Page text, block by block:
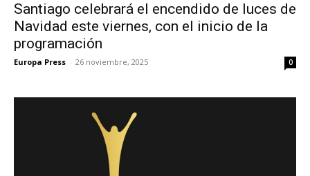
Santiago celebrará el encendido de luces de
Navidad este viernes, con el inicio de la
programación
Europa Press - 26 noviembre, 2025 0